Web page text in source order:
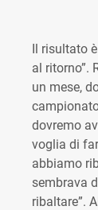
Il risultato
al ritorno”.
un mese,
dovremo
voglia di
abbiamo
sembrava
ribaltare”.